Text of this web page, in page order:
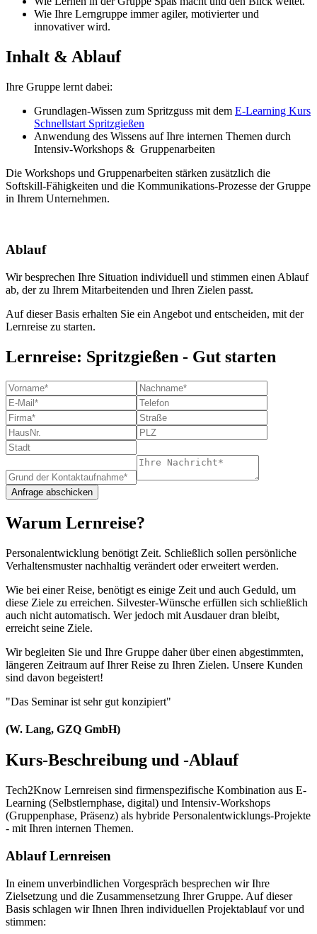
Wie Ihre Lerngruppe immer agiler, motivierter und
innovativer wird.
Inhalt & Ablauf
Ihre Gruppe lernt dabei:
Grundlagen-Wissen zum Spritzguss mit dem E-Learning Kurs
Schnellstart Spritzgießen
Anwendung des Wissens auf Ihre internen Themen durch
Intensiv-Workshops & Gruppenarbeiten
Die Workshops und Gruppenarbeiten stärken zusätzlich die
Softskill-Fähigkeiten und die Kommunikations-Prozesse der Gruppe
in Ihrem Unternehmen.
Ablauf
Wir besprechen Ihre Situation individuell und stimmen einen Ablauf
ab, der zu Ihrem Mitarbeitenden und Ihren Zielen passt.
Auf dieser Basis erhalten Sie ein Angebot und entscheiden, mit der
Lernreise zu starten.
Lernreise: Spritzgießen - Gut starten
Warum Lernreise?
Personalentwicklung benötigt Zeit. Schließlich sollen persönliche
Verhaltensmuster nachhaltig verändert oder erweitert werden.
Wie bei einer Reise, benötigt es einige Zeit und auch Geduld, um
diese Ziele zu erreichen. Silvester-Wünsche erfüllen sich schließlich
auch nicht automatisch. Wer jedoch mit Ausdauer dran bleibt,
erreicht seine Ziele.
Wir begleiten Sie und Ihre Gruppe daher über einen abgestimmten,
längeren Zeitraum auf Ihrer Reise zu Ihren Zielen. Unsere Kunden
sind davon begeistert!
"Das Seminar ist sehr gut konzipiert"
(W. Lang, GZQ GmbH)
Kurs-Beschreibung und -Ablauf
Tech2Know Lernreisen sind firmenspezifische Kombination aus E-
Learning (Selbstlernphase, digital) und Intensiv-Workshops
(Gruppenphase, Präsenz) als hybride Personalentwicklungs-Projekte
- mit Ihren internen Themen.
Ablauf Lernreisen
In einem unverbindlichen Vorgespräch besprechen wir Ihre
Zielsetzung und die Zusammensetzung Ihrer Gruppe. Auf dieser
Basis schlagen wir Ihnen Ihren individuellen Projektablauf vor und
stimmen: